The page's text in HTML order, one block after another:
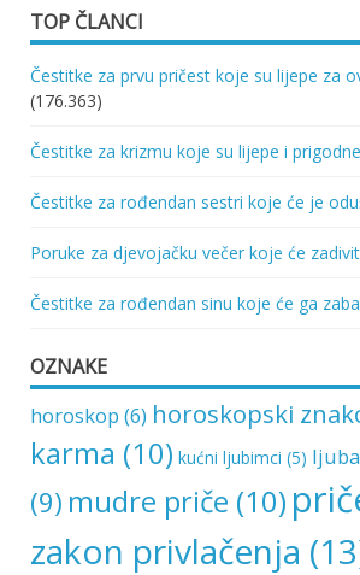
TOP ČLANCI
Čestitke za prvu pričest koje su lijepe za
(176.363)
Čestitke za krizmu koje su lijepe i prigodne
Čestitke za rođendan sestri koje će je
Poruke za djevojačku večer koje će
Čestitke za rođendan sinu koje će ga
OZNAKE
horoskop (6) horoskopski
karma (10) kućni ljubimci (5)
(9) mudre priče (10)
zakon privlačenja